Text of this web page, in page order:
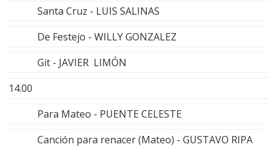
Santa Cruz - LUIS SALINAS
De Festejo - WILLY GONZALEZ
Git - JAVIER LIMÓN
14.00
Para Mateo - PUENTE CELESTE
Canción para renacer (Mateo) - GUSTAVO RIPA